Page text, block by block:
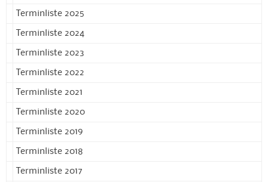
15
17
19
Terminliste 2025
Terminliste 2024
Terminliste 2023
Terminliste 2022
Terminliste 2021
Terminliste 2020
Terminliste 2019
Terminliste 2018
Terminliste 2017